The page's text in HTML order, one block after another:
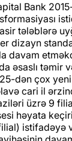
Bank
tələblərə
dizayn
davam
əsaslı təmir
dən çox
cari il
üzrə 9
həyata
istifadəyə